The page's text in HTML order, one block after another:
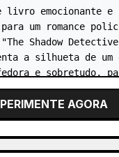
livro emocionante e
um romance
Shadow
a silhueta de
e sobretudo,
e nebuloso. …
AGORA